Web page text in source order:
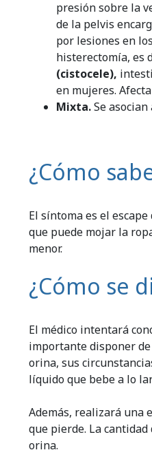
presión sobre la
de la pelvis
por lesiones en
histerectomía, es
(cistocele),
en mujeres.
Mixta.Se
¿Cómo
El síntoma es el
que puede mojar la
menor.
¿Cómo se
El médico intentará
importante disponer
orina, sus
líquido que bebe a lo
Además, realizará una
que pierde. La
orina.